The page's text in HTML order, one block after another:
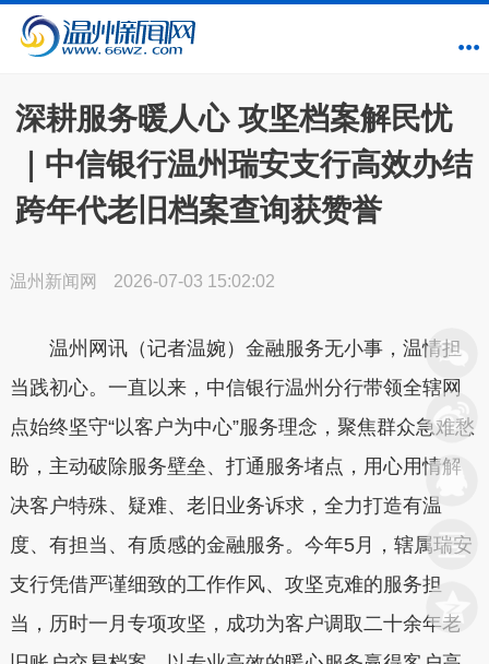
深耕服务暖人心 攻坚档案解民忧
｜中信银行温州瑞安支行高效办结
跨年代老旧档案查询获赞誉
温州新闻网 2026-07-03 15:02:02
温州网讯（记者温婉）金融服务无小事，温情担
当践初心。一直以来，中信银行温州分行带领全辖网
点始终坚守“以客户为中心”服务理念，聚焦群众急难愁
盼，主动破除服务壁垒、打通服务堵点，用心用情解
决客户特殊、疑难、老旧业务诉求，全力打造有温
度、有担当、有质感的金融服务。今年5月，辖属瑞安
支行凭借严谨细致的工作作风、攻坚克难的服务担
当，历时一月专项攻坚，成功为客户调取二十余年老